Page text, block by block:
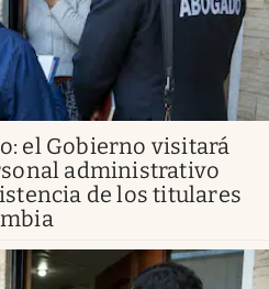
el Gobierno visitará
administrativo
de los titulares